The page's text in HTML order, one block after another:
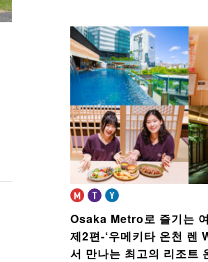
Osaka Metro로 즐기는
제2편-‘우메키타 온천 렌
서 만나는 최고의 리조트